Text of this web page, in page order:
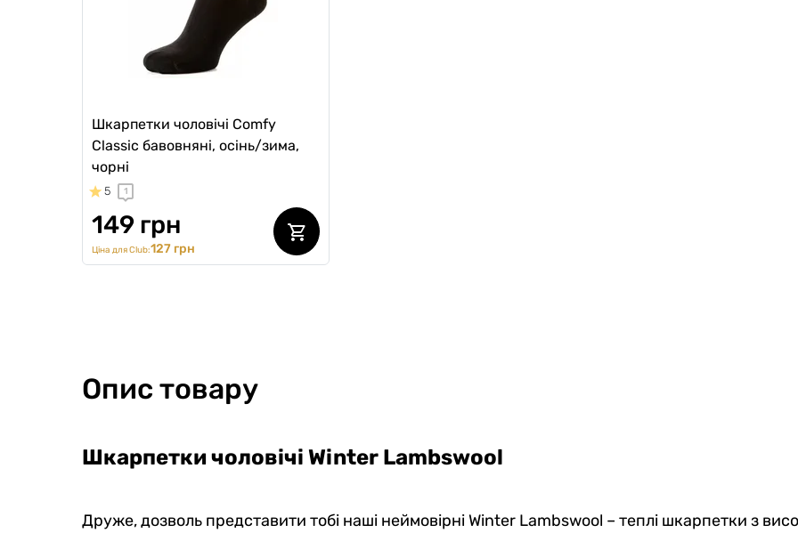
Шкарпетки чоловічі Comfy
Classic бавовняні, осінь/зима,
чорні
5 1
149 грн
Ціна для Club:127 грн
Опис товару
Шкарпетки чоловічі Winter Lambswool
Друже, дозволь представити тобі наші неймовірні Winter Lambswool – теплі шкарпетки з